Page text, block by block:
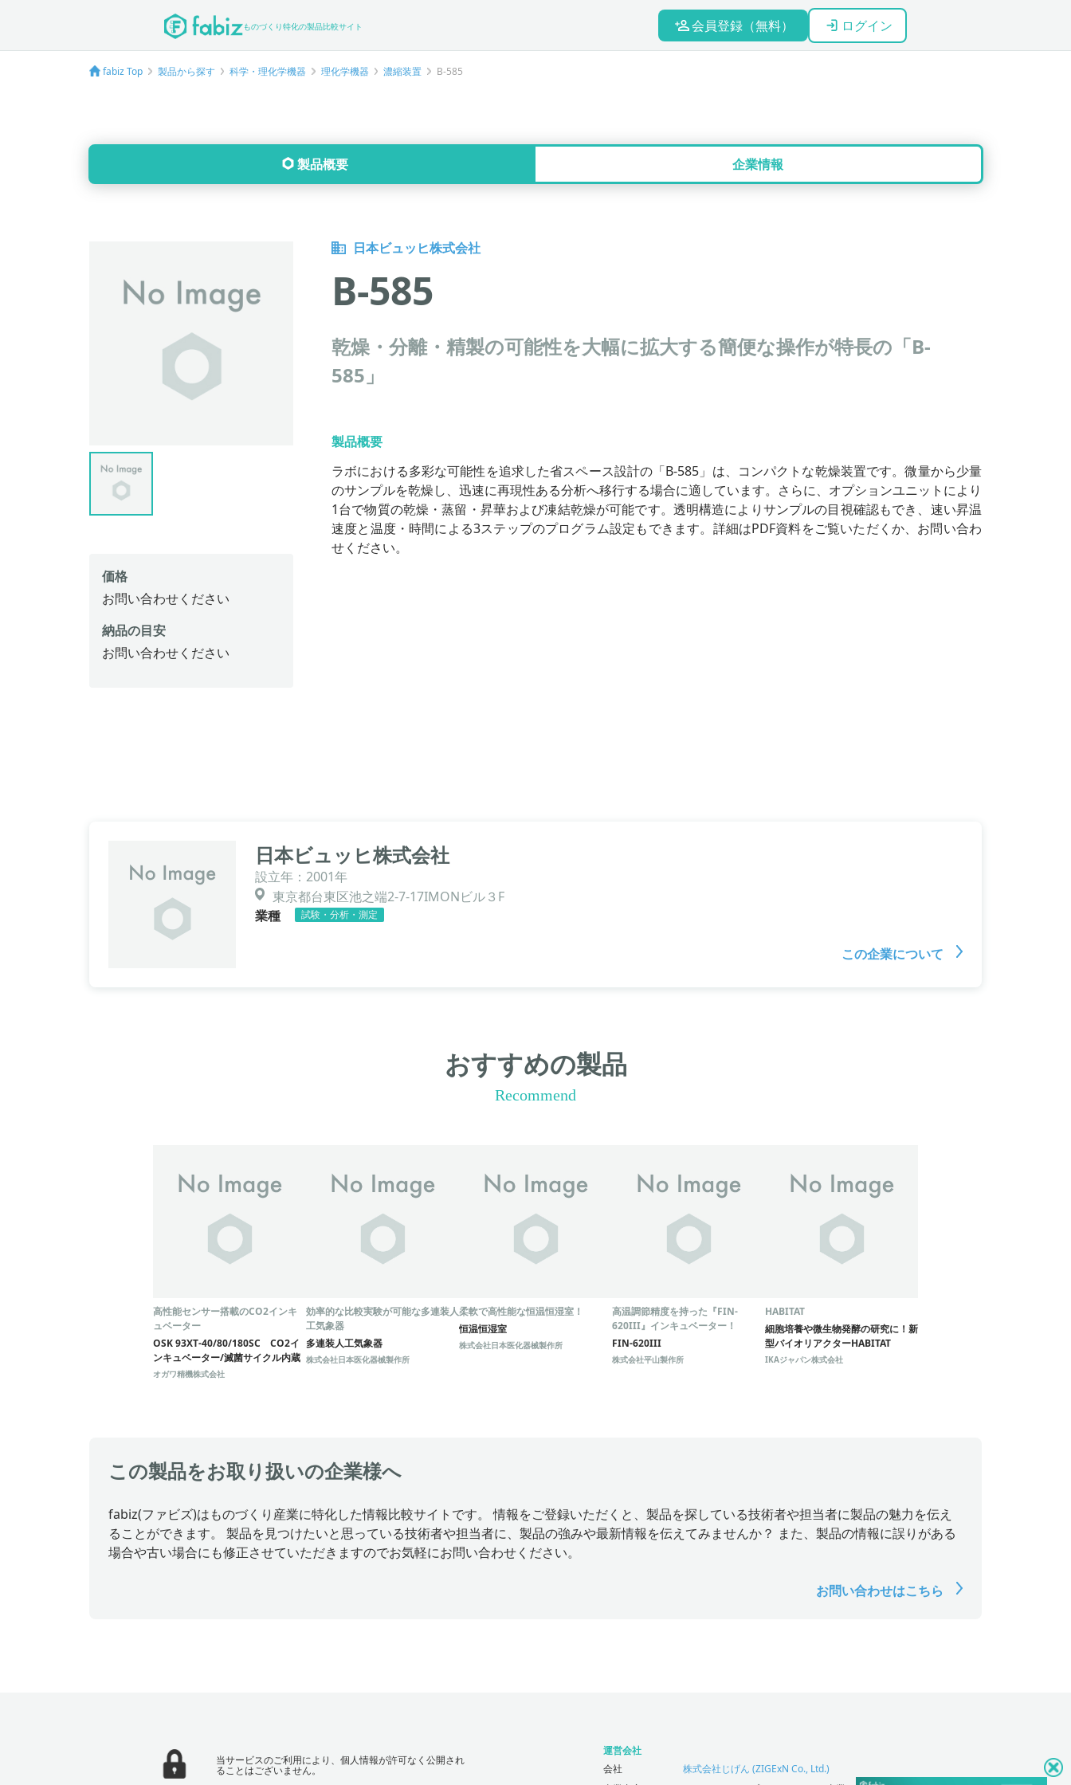
ものづくり特化の製品比較サイト 会員登録（無料） ログイン
fabiz Top 製品から探す 科学・理化学機器 理化学機器 濃縮装置 B-585
製品概要 企業情報
価格
お問い合わせください
納品の目安
お問い合わせください
日本ビュッヒ株式会社
B-585
乾燥・分離・精製の可能性を大幅に拡大する簡便な操作が特長の「B-
585」
製品概要
ラボにおける多彩な可能性を追求した省スペース設計の「B-585」は、コンパクトな乾燥装置です。微量から少量
のサンプルを乾燥し、迅速に再現性ある分析へ移行する場合に適しています。さらに、オプションユニットにより
1台で物質の乾燥・蒸留・昇華および凍結乾燥が可能です。透明構造によりサンプルの目視確認もでき、速い昇温
速度と温度・時間による3ステップのプログラム設定もできます。詳細はPDF資料をご覧いただくか、お問い合わ
せください。
日本ビュッヒ株式会社
設立年：2001年
東京都台東区池之端2-7-17IMONビル３F
業種
試験・分析・測定
この企業について
おすすめの製品
Recommend
高性能センサー搭載のCO2インキ
ュベーター
OSK 93XT-40/80/180SC CO2イ
ンキュベーター/滅菌サイクル内蔵
オガワ精機株式会社
効率的な比較実験が可能な多連装人
工気象器
多連装人工気象器
株式会社日本医化器械製作所
柔軟で高性能な恒温恒湿室！
恒温恒湿室
株式会社日本医化器械製作所
高温調節精度を持った『FIN-
620III』インキュベーター！
FIN-620III
株式会社平山製作所
HABITAT
細胞培養や微生物発酵の研究に！新
型バイオリアクターHABITAT
IKAジャパン株式会社
この製品をお取り扱いの企業様へ
fabiz(ファビズ)はものづくり産業に特化した情報比較サイトです。 情報をご登録いただくと、製品を探している技術者や担当者に製品の魅力を伝え
ることができます。 製品を見つけたいと思っている技術者や担当者に、製品の強みや最新情報を伝えてみませんか？ また、製品の情報に誤りがある
場合や古い場合にも修正させていただきますのでお気軽にお問い合わせください。
お問い合わせはこちら
当サービスのご利用により、個人情報が許可なく公開され
ることはございません。
運営会社
会社
株式会社じげん (ZIGExN Co., Ltd.)